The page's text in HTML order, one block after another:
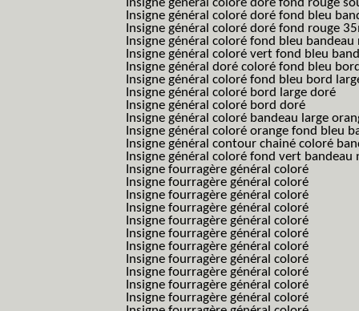
Insigne général coloré doré fond rouge
Insigne général coloré doré fond bleu
Insigne général coloré doré fond rouge
Insigne général coloré fond bleu
Insigne général coloré vert fond bleu
Insigne général doré coloré fond bleu
Insigne général coloré fond bleu bord
Insigne général coloré bord large doré
Insigne général coloré bord doré
Insigne général coloré bandeau large
Insigne général coloré orange fond bleu
Insigne général contour chainé coloré
Insigne général coloré fond vert bandeau
Insigne fourragère général coloré
Insigne fourragère général coloré
Insigne fourragère général coloré
Insigne fourragère général coloré
Insigne fourragère général coloré
Insigne fourragère général coloré
Insigne fourragère général coloré
Insigne fourragère général coloré
Insigne fourragère général coloré
Insigne fourragère général coloré
Insigne fourragère général coloré